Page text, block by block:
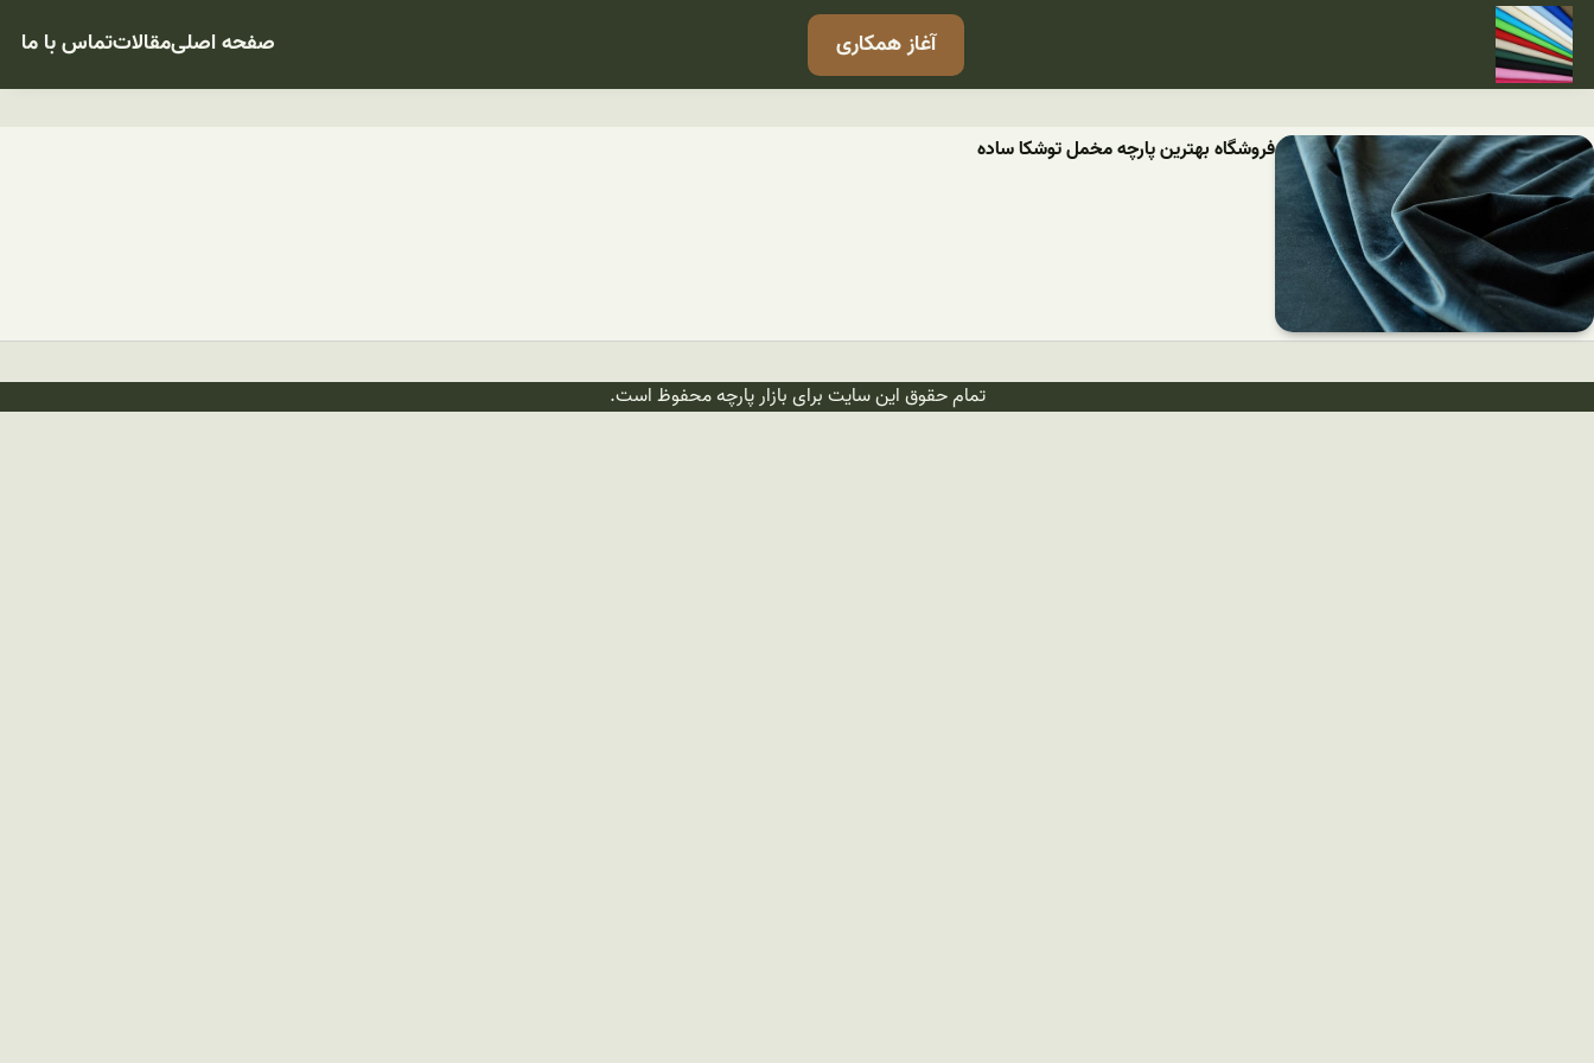
آغاز همکاری صفحه اصلیمقالاتتماس با ما
فروشگاه بهترین پارچه مخمل توشکا ساده
تمام حقوق این سایت برای بازار پارچه محفوظ است.